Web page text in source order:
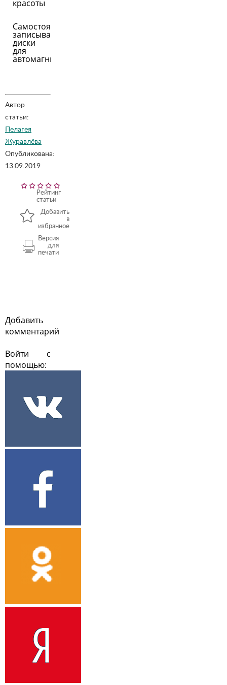
красоты
Самостоятельно
записываем
диски
для
автомагнитолы
Автор
статьи:
Пелагея
Журавлёва
Опубликована:
13.09.2019
Рейтинг
статьи
Добавить
в
избранное
Версия
для
печати
Добавить
комментарий
Войти с
помощью: